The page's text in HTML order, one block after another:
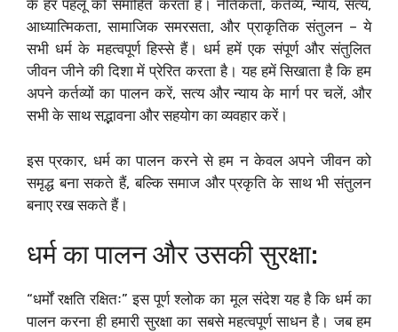
के हर पहलू को समाहित करता है। नैतिकता, कर्तव्य, न्याय, सत्य,
आध्यात्मिकता, सामाजिक समरसता, और प्राकृतिक संतुलन – ये
सभी धर्म के महत्वपूर्ण हिस्से हैं। धर्म हमें एक संपूर्ण और संतुलित
जीवन जीने की दिशा में प्रेरित करता है। यह हमें सिखाता है कि हम
अपने कर्तव्यों का पालन करें, सत्य और न्याय के मार्ग पर चलें, और
सभी के साथ सद्भावना और सहयोग का व्यवहार करें।
इस प्रकार, धर्म का पालन करने से हम न केवल अपने जीवन को
समृद्ध बना सकते हैं, बल्कि समाज और प्रकृति के साथ भी संतुलन
बनाए रख सकते हैं।
धर्म का पालन और उसकी सुरक्षा:
“धर्मों रक्षति रक्षितः” इस पूर्ण श्लोक का मूल संदेश यह है कि धर्म का
पालन करना ही हमारी सुरक्षा का सबसे महत्वपूर्ण साधन है। जब हम